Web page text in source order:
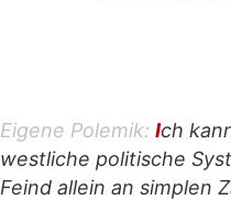
Eigene Polemik: Ich
westliche politische
Feind allein an simplen